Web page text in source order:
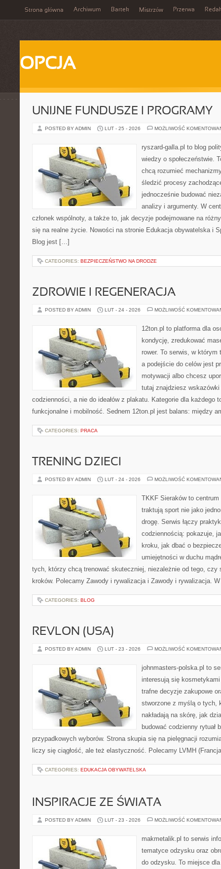
Strona główna Archiwum Bartek Mistrzów Przerwa
OPCJA
UNIJNE FUNDUSZE I PROGRAMY
POSTED BY ADMIN LUT - 25 - 2026 MOŻLIWOŚĆ
ryszard-galla.pl to blog
wiedzy o społeczeństwie.
chcą rozumieć
śledzić procesy
jednocześnie budować
analizy i argumenty. W
członek wspólnoty, a także to, jak decyzje podejmowane na
się na realne życie. Nowości na stronie Edukacja obywatelska i
Blog jest […]
CATEGORIES: BEZPIECZEŃSTWO NA DRODZE
ZDROWIE I REGENERACJA
POSTED BY ADMIN LUT - 24 - 2026 MOŻLIWOŚĆ
12ton.pl to platforma dla
kondycję, zredukować
rower. To serwis, w którym
a podejście do celów jest
motywacji albo chcesz
tutaj znajdziesz wskazówki
codzienności, a nie do ideałów z plakatu. Kategorie dla każdego
funkcjonalne i mobilność. Sednem 12ton.pl jest balans: między
CATEGORIES: PRACA
TRENING DZIECI
POSTED BY ADMIN LUT - 24 - 2026 MOŻLIWOŚĆ
TKKF Sieraków to
traktują sport nie jako
drogę. Serwis łączy
codziennością: pokazuje,
kroku, jak dbać o
umiejętności w duchu
tych, którzy chcą trenować skuteczniej, niezależnie od tego, czy
kroków. Polecamy Zawody i rywalizacja i Zawody i rywalizacja.
CATEGORIES: BLOG
REVLON (USA)
POSTED BY ADMIN LUT - 23 - 2026 MOŻLIWOŚĆ
johnmasters-polska.pl to
interesują się
trafne decyzje zakupowe
stworzone z myślą o tych,
nakładają na skórę, jak
budować codzienny rytuał
przypadkowych wyborów. Strona skupia się na pielęgnacji
liczy się ciągłość, ale też elastyczność. Polecamy LVMH
CATEGORIES: EDUKACJA OBYWATELSKA
INSPIRACJE ZE ŚWIATA
POSTED BY ADMIN LUT - 23 - 2026 MOŻLIWOŚĆ
makmetalik.pl to serwis
tematyce odzysku oraz
do odzysku. To miejsce